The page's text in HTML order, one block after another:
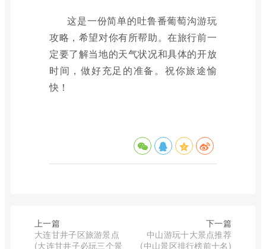
这是一份简单的吐鲁番葡萄沟游玩
攻略，希望对你有所帮助。在旅行前一
定要了解当地的天气状况和具体的开放
时间，做好充足的准备。祝你旅途愉
快！
上一篇
大连甘井子区旅游景点
(大连甘井子必玩三个景
下一篇
中山游玩十大景点推荐
(中山景区排行榜前十名)